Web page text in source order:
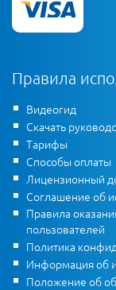
Правила
Видеогид
Скачать
Тарифы
Способы оплаты
Лицензионный
Соглашение об
Правила
пользователей
Политика
Информация об
Положение об